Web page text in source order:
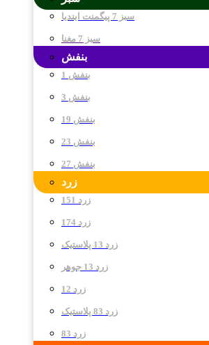
سبز 7 پیگمنت ایندیا
سبز 7 مغنا
بنفش
بنفش 1
بنفش 3
بنفش 19
بنفش 23
بنفش 27
زرد
زرد 151
زرد 174
زرد 13 پلاستیک
زرد 13 جوهر
زرد 12
زرد 83 پلاستیک
زرد 83